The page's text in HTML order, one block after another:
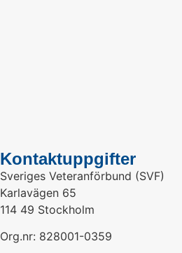
Kontaktuppgifter
Sveriges Veteranförbund (SVF)
Karlavägen 65
114 49 Stockholm
Org.nr: 828001-0359